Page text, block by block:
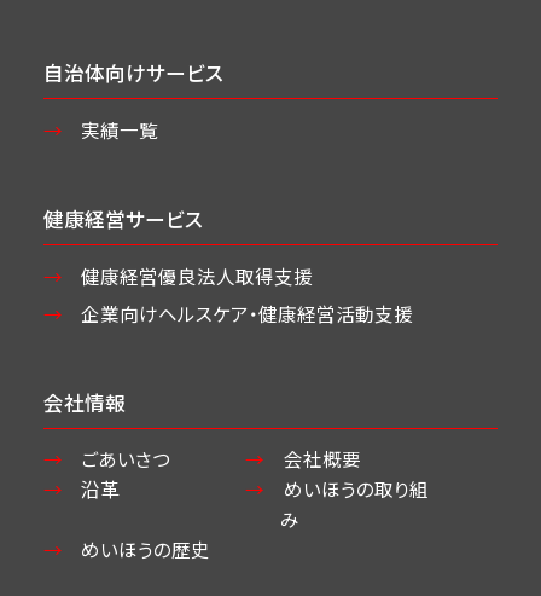
自治体向けサービス
実績一覧
健康経営サービス
健康経営優良法人取得支援
企業向けヘルスケア・健康経営活動支援
会社情報
ごあいさつ
会社概要
沿革
めいほうの取り組
み
めいほうの歴史